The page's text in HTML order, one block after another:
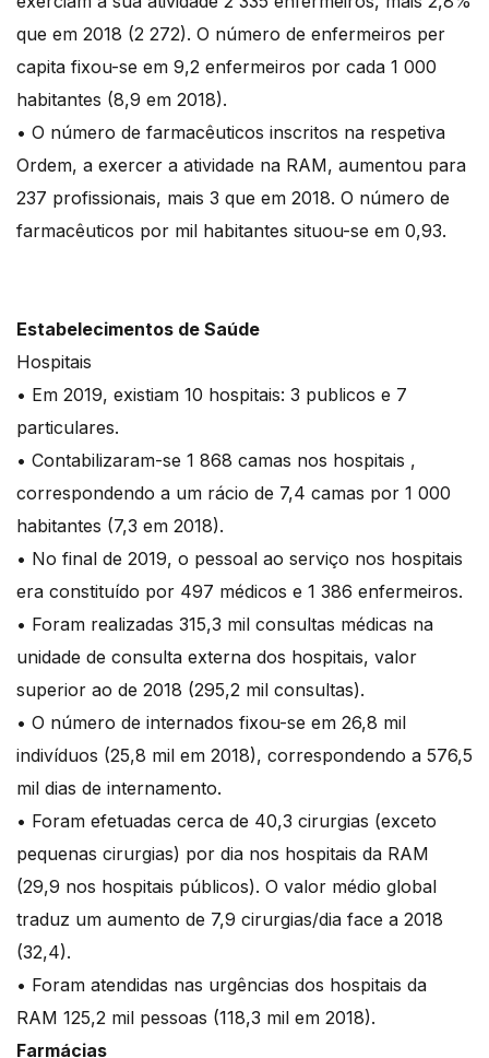
que em 2018 (2 272). O número de enfermeiros per
capita fixou-se em 9,2 enfermeiros por cada 1 000
habitantes (8,9 em 2018).
• O número de farmacêuticos inscritos na respetiva
Ordem, a exercer a atividade na RAM, aumentou para
237 profissionais, mais 3 que em 2018. O número de
farmacêuticos por mil habitantes situou-se em 0,93.
Estabelecimentos de Saúde
Hospitais
• Em 2019, existiam 10 hospitais: 3 publicos e 7
particulares.
• Contabilizaram-se 1 868 camas nos hospitais ,
correspondendo a um rácio de 7,4 camas por 1 000
habitantes (7,3 em 2018).
• No final de 2019, o pessoal ao serviço nos hospitais
era constituído por 497 médicos e 1 386 enfermeiros.
• Foram realizadas 315,3 mil consultas médicas na
unidade de consulta externa dos hospitais, valor
superior ao de 2018 (295,2 mil consultas).
• O número de internados fixou-se em 26,8 mil
indivíduos (25,8 mil em 2018), correspondendo a 576,5
mil dias de internamento.
• Foram efetuadas cerca de 40,3 cirurgias (exceto
pequenas cirurgias) por dia nos hospitais da RAM
(29,9 nos hospitais públicos). O valor médio global
traduz um aumento de 7,9 cirurgias/dia face a 2018
(32,4).
• Foram atendidas nas urgências dos hospitais da
RAM 125,2 mil pessoas (118,3 mil em 2018).
Farmácias